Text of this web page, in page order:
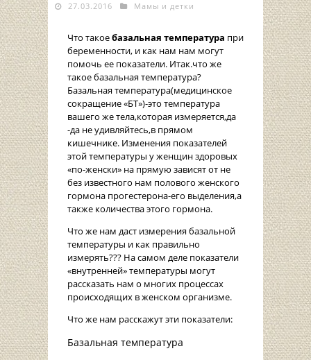
27.03.2016 Мамы и детки
Что такоебазальная температура при
беременности, и как нам нам могут
помочь ее показатели. Итак.что же
такое базальная температура?
Базальная температура(медицинское
сокращение «БТ»)-это температура
вашего же тела,которая измеряется,да
-да не удивляйтесь,в прямом
кишечнике. Изменения показателей
этой температуры у женщин здоровых
«по-женски» на прямую зависят от не
без известного нам полового женского
гормона прогестерона-его выделения,а
также количества этого гормона.
Что же нам даст измерения базальной
температуры и как правильно
измерять??? На самом деле показатели
«внутренней» температуры могут
рассказать нам о многих процессах
происходящих в женском организме.
Что же нам расскажут эти показатели:
Базальная температура